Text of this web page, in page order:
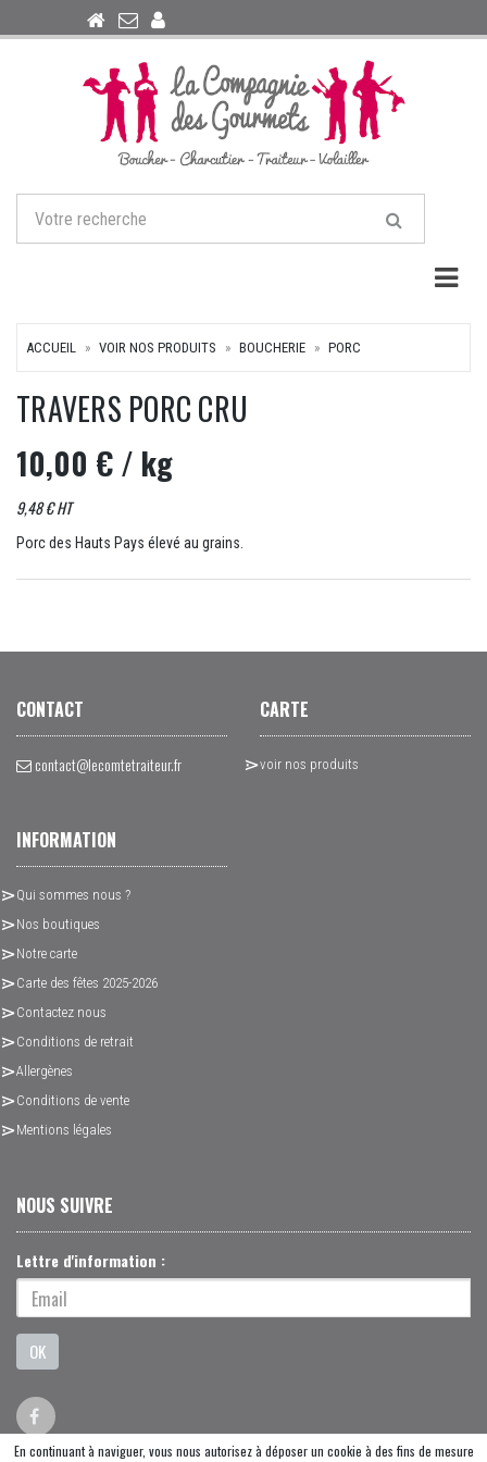
ACCUEIL VOIR NOS PRODUITS BOUCHERIE PORC
TRAVERS PORC CRU
10,00 €/ kg
9,48 € HT
Porc des Hauts Pays élevé au grains.
CONTACT
contact@lecomtetraiteur.fr
CARTE
voir nos produits
INFORMATION
Qui sommes nous ?
Nos boutiques
Notre carte
Carte des fêtes 2025-2026
Contactez nous
Conditions de retrait
Allergènes
Conditions de vente
Mentions légales
NOUS SUIVRE
Lettre d'information :
OK
En continuant à naviguer, vous nous autorisez à déposer un cookie à des fins de mesure